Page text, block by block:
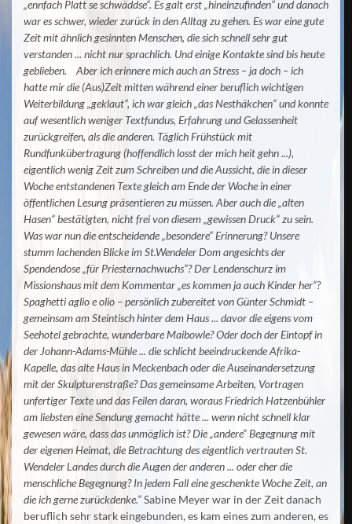
„ennfach Platt se schwäddse“. Es galt erst „hineinzufinden“ und danach
war es schwer, wieder zurück in den Alltag zu gehen. Es war eine gute
Zeit mit ähnlich gesinnten Menschen, die sich schnell sehr gut
verstanden ... nicht nur sprachlich. Und einige Kontakte sind bis heute
geblieben. Aber ich erinnere mich auch an Stress – ja doch – ich
hatte mir die (Aus)Zeit mitten während einer beruflich wichtigen
Weiterbildung „geklaut“, ich war gleich „das Nesthäkchen“ und konnte
auf wesentlich weniger Textfundus, Erfahrung und Gelassenheit
zurückgreifen, als die anderen. Täglich Frühstück mit
Rundfunkübertragung (hoffendlich losst der mich heit gehn ...),
eigentlich wenig Zeit zum Schreiben und die Aussicht, die in dieser
Woche entstandenen Texte gleich am Ende der Woche in einer
öffentlichen Lesung präsentieren zu müssen. Aber auch die „alten
Hasen“ bestätigten, nicht frei von diesem „gewissen Druck“ zu sein.
Was war nun die entscheidende „besondere“ Erinnerung? Unsere
stumm lachenden Blicke im St.Wendeler Dom angesichts der
Spendendose „für Priesternachwuchs“? Der Lendenschurz im
Missionshaus mit dem Kommentar „es kommen ja auch Kinder her“?
Spaghetti aglio e olio – persönlich zubereitet von Günter Schmidt –
gemeinsam am Steintisch hinter dem Haus ... davor die eigens vom
Seehotel gebrachte, wunderbare Maibowle? Oder doch der Eintopf in
der Johann-Adams-Mühle ... die schlicht beeindruckende Afrika-
Kapelle, das alte Haus in Meckenbach oder die Auseinandersetzung
mit der Skulpturenstraße? Das gemeinsame Arbeiten, Vortragen
unfertiger Texte und das Feilen daran, woraus Friedrich Hatzenbühler
am liebsten eine Sendung gemacht hätte ... wenn nicht schnell klar
gewesen wäre, dass das unmöglich ist? Die „andere“ Begegnung mit
der eigenen Heimat, die Betrachtung des eigentlich vertrauten St.
Wendeler Landes durch die Augen der anderen ... oder eher die
menschliche Begegnung? In jedem Fall eine geschenkte Woche Zeit, an
die ich gerne zurückdenke.“Sabine Meyer war in der Zeit danach
beruflich sehr stark eingebunden, es kam eines zum anderen, es